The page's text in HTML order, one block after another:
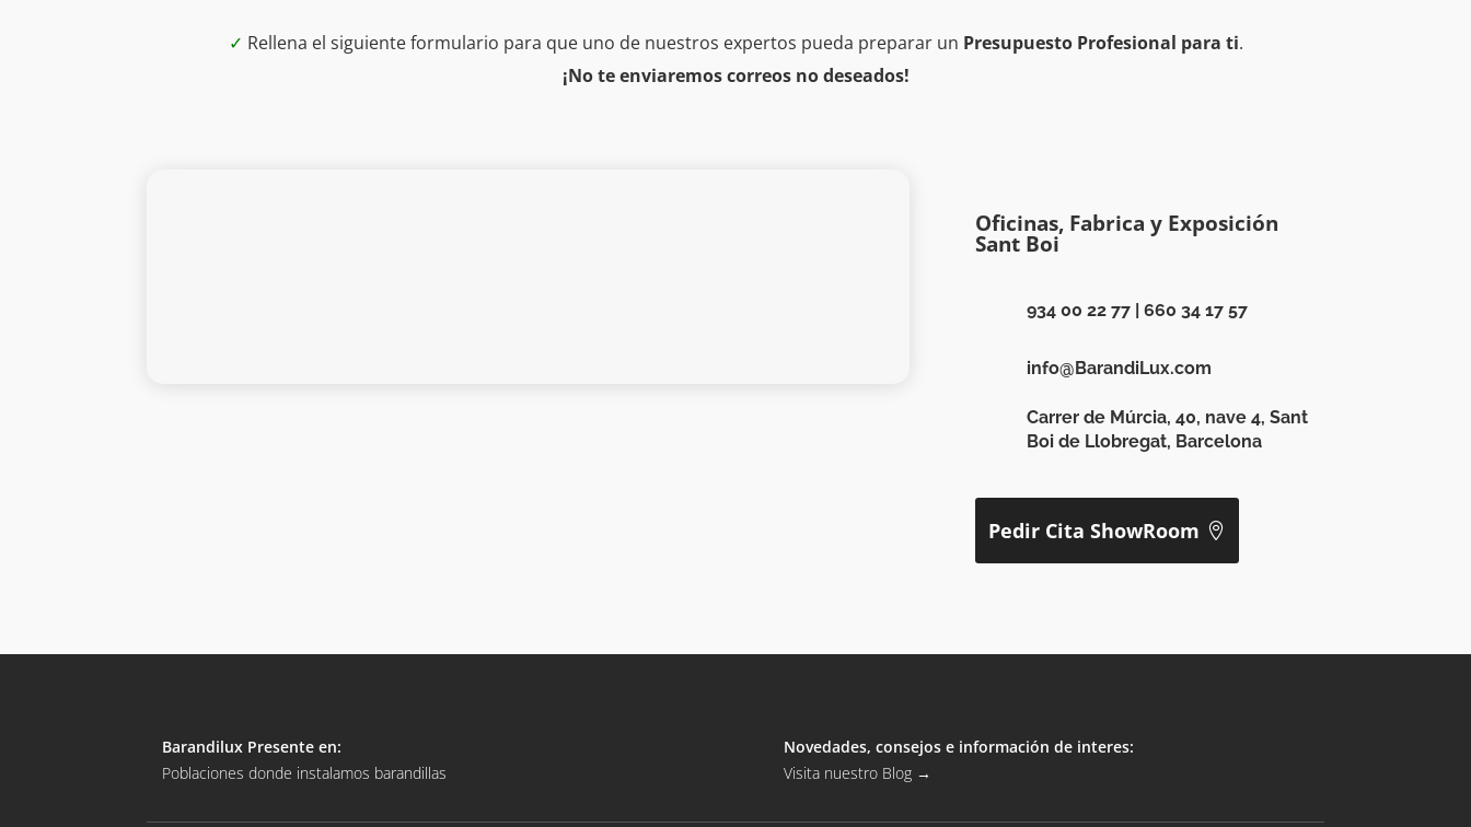
✓ Rellena el siguiente formulario para que uno de nuestros expertos pueda preparar un Presupuesto Profesional para ti.
¡No te enviaremos correos no deseados!
Oficinas, Fabrica y Exposición
Sant Boi
934 00 22 77 |660 34 17 57
info@BarandiLux.com
Carrer de Múrcia, 40, nave 4, Sant
Boi de Llobregat, Barcelona
Pedir Cita ShowRoom
Barandilux Presente en:
Poblaciones donde instalamos barandillas
Novedades, consejos e información de interes:
Visita nuestro Blog →